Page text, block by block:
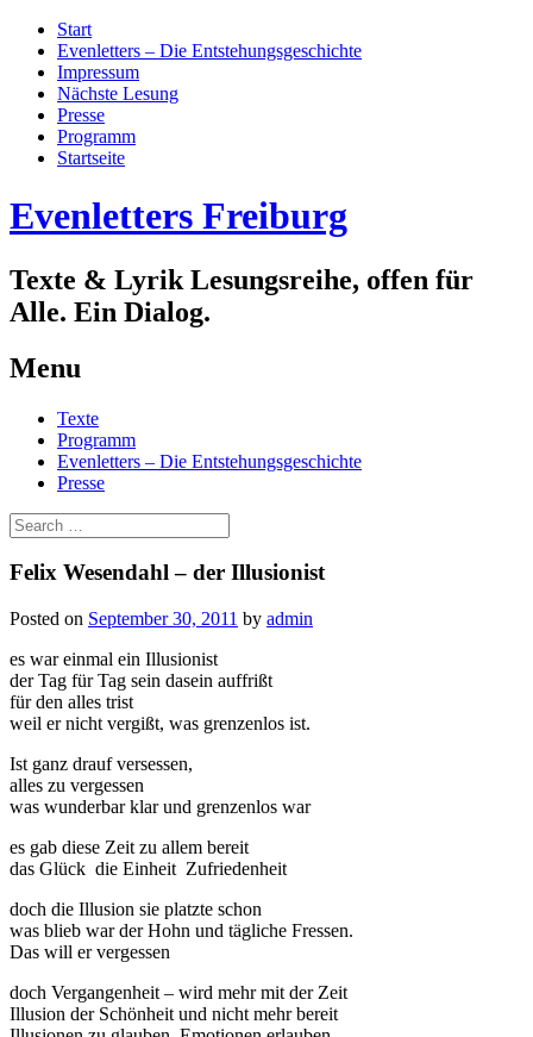
Start
Evenletters – Die Entstehungsgeschichte
Impressum
Nächste Lesung
Presse
Programm
Startseite
Evenletters Freiburg
Texte & Lyrik Lesungsreihe, offen für
Alle. Ein Dialog.
Menu
Skip
content
Texte
Programm
Evenletters – Die Entstehungsgeschichte
Presse
Search
for:
Felix Wesendahl – der Illusionist
Posted on September 30, 2011 by admin
es war einmal ein Illusionist
der Tag für Tag sein dasein auffrißt
für den alles trist
weil er nicht vergißt, was grenzenlos ist.
Ist ganz drauf versessen,
alles zu vergessen
was wunderbar klar und grenzenlos war
es gab diese Zeit zu allem bereit
das Glück die Einheit Zufriedenheit
doch die Illusion sie platzte schon
was blieb war der Hohn und tägliche Fressen.
Das will er vergessen
doch Vergangenheit – wird mehr mit der Zeit
Illusion der Schönheit und nicht mehr bereit